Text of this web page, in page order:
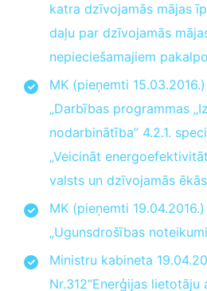
katra dzīvojamās mājas
daļu par dzīvojamās
nepieciešamajiem
MK (pieņemti
„Darbības programmas
nodarbinātība” 4.2.1.
„Veicināt
valsts un dzīvojamās
MK (pieņemti
„Ugunsdrošības
Ministru kabineta
Nr.312“Enerģijas lietotāju